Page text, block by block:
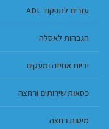
עזרים לתפקוד ADL
הגבהות לאסלה
ידיות אחיזה ומעקים
כסאות שירותים ורחצה
מיטות רחצה